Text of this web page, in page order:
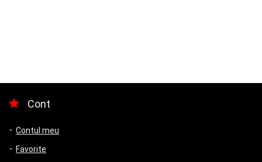
Cont
Contul meu
Favorite